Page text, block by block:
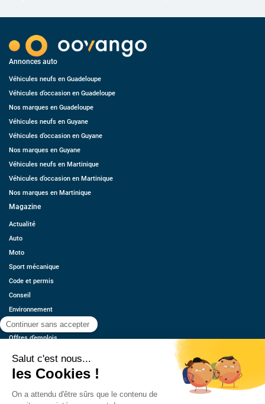
Annonces auto
Véhicules neufs en Guadeloupe
Véhicules d’occasion en Guadeloupe
Nos marques en Guadeloupe
Véhicules neufs en Guyane
Véhicules d’occasion en Guyane
Nos marques en Guyane
Véhicules neufs en Martinique
Véhicules d’occasion en Martinique
Nos marques en Martinique
Magazine
Actualité
Auto
Moto
Sport mécanique
Code et permis
Conseil
Environnement
Économie
Offres d’emplois
Contact
Estimez votre voiture